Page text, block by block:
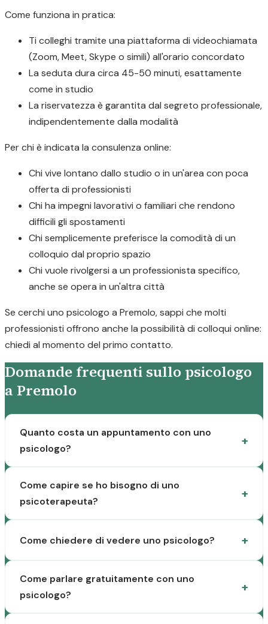
Come funziona in pratica:
Ti colleghi tramite una piattaforma di videochiamata
(Zoom, Meet, Skype o simili) all'orario concordato
La seduta dura circa 45-50 minuti, esattamente
come in studio
La riservatezza è garantita dal segreto professionale,
indipendentemente dalla modalità
Per chi è indicata la consulenza online:
Chi vive lontano dallo studio o in un'area con poca
offerta di professionisti
Chi ha impegni lavorativi o familiari che rendono
difficili gli spostamenti
Chi semplicemente preferisce la comodità di un
colloquio dal proprio spazio
Chi vuole rivolgersi a un professionista specifico,
anche se opera in un'altra città
Se cerchi uno psicologo a Premolo, sappi che molti
professionisti offrono anche la possibilità di colloqui online:
chiedi al momento del primo contatto.
Domande frequenti sullo psicologo
a Premolo
Quanto costa un appuntamento con uno
psicologo?
Come capire se ho bisogno di uno
psicoterapeuta?
Come chiedere di vedere uno psicologo?
Come parlare gratuitamente con uno
psicologo?